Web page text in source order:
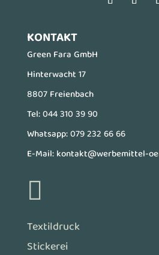
KONTAKT
Green Fara GmbH
Hinterwacht 17
8807 Freienbach
Tel:044 310 39 90
Whatsapp:079 232 66 66
E-Mail:kontakt@werbemittel-

Textildruck
Stickerei